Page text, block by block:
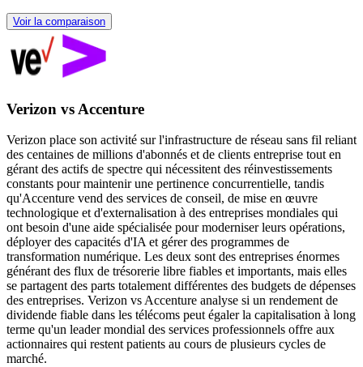
Voir la comparaison
Verizon vs Accenture
Verizon place son activité sur l'infrastructure de réseau sans fil reliant
des centaines de millions d'abonnés et de clients entreprise tout en
gérant des actifs de spectre qui nécessitent des réinvestissements
constants pour maintenir une pertinence concurrentielle, tandis
qu'Accenture vend des services de conseil, de mise en œuvre
technologique et d'externalisation à des entreprises mondiales qui
ont besoin d'une aide spécialisée pour moderniser leurs opérations,
déployer des capacités d'IA et gérer des programmes de
transformation numérique. Les deux sont des entreprises énormes
générant des flux de trésorerie libre fiables et importants, mais elles
se partagent des parts totalement différentes des budgets de dépenses
des entreprises. Verizon vs Accenture analyse si un rendement de
dividende fiable dans les télécoms peut égaler la capitalisation à long
terme qu'un leader mondial des services professionnels offre aux
actionnaires qui restent patients au cours de plusieurs cycles de
marché.